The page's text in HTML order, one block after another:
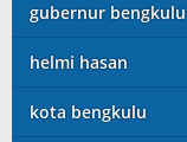
gubernur bengkulu
helmi hasan
kota bengkulu